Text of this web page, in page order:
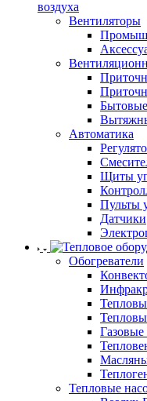
воздуха
Вентиляторы
Автоматика
Щиты
Пульты
Датчики
Обогреватели
Газовые
Тепловые